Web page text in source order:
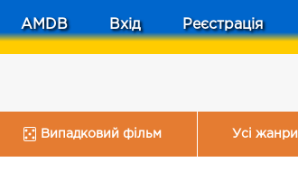
AMDB Вхід Реєстрація
Випадковий фільм Усі жанри